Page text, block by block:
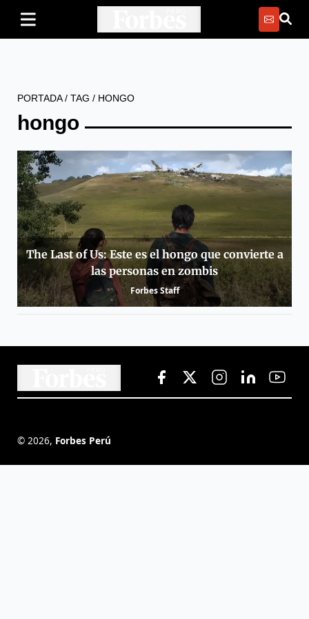
PORTADA/ TAG / HONGO
hongo
The Last of Us: Este es el hongo que convierte a
las personas en zombis
Forbes Staff
© 2026, Forbes Perú